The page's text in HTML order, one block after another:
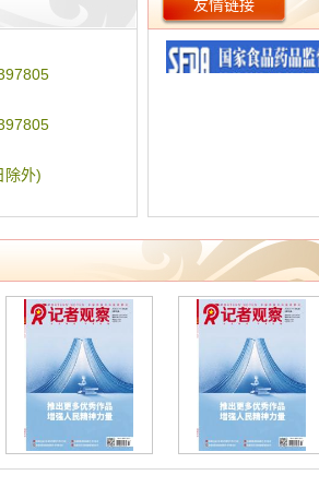
店市成为全国市级
向滟伶
州市吴江区融媒
德
青
圆
(64)巩航瑾
(70)张富娥
外)
友情链接